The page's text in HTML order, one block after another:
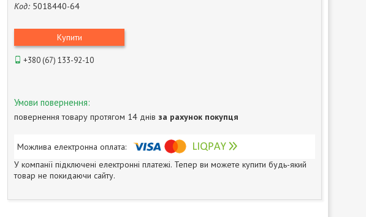
Код: 5018440-64
Купити
+380 (67) 133-92-10
повернення товару протягом 14 днів за рахунок покупця
У компанії підключені електронні платежі. Тепер ви можете купити будь-який
товар не покидаючи сайту.